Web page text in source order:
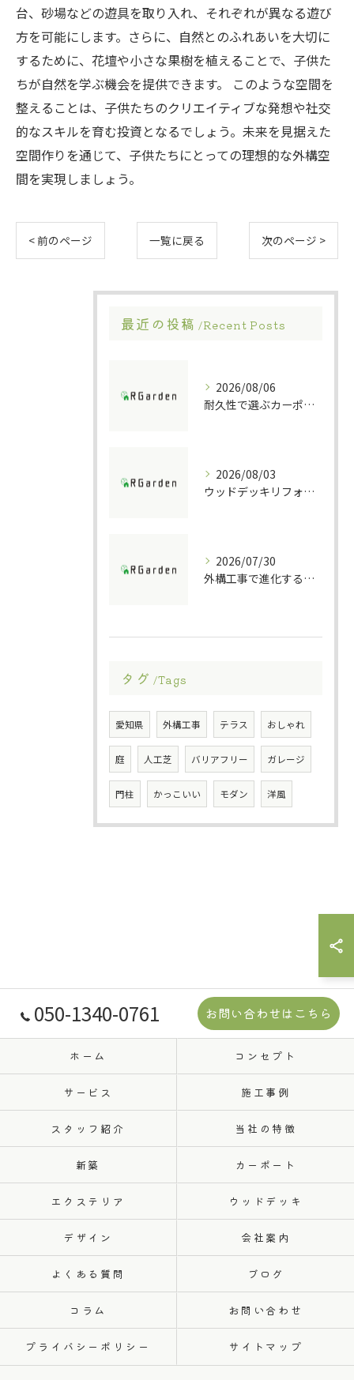
台、砂場などの遊具を取り入れ、それぞれが異なる遊び
方を可能にします。さらに、自然とのふれあいを大切に
するために、花壇や小さな果樹を植えることで、子供た
ちが自然を学ぶ機会を提供できます。 このような空間を
整えることは、子供たちのクリエイティブな発想や社交
的なスキルを育む投資となるでしょう。未来を見据えた
空間作りを通じて、子供たちにとっての理想的な外構空
間を実現しましょう。
< 前のページ 一覧に戻る 次のページ >
最近の投稿 Recent Posts
2026/08/06
耐久性で選ぶカーポート素材の特徴
2026/08/03
ウッドデッキリフォームの重要ポイント解説
2026/07/30
外構工事で進化する防犯ポストの技術
タグ Tags
愛知県 外構工事 テラス おしゃれ
庭 人工芝 バリアフリー ガレージ
門柱 かっこいい モダン 洋風
050-1340-0761 お問い合わせはこちら
ホーム コンセプト
サービス 施工事例
スタッフ紹介 当社の特徴
新築 カーポート
エクステリア ウッドデッキ
デザイン 会社案内
よくある質問 ブログ
コラム お問い合わせ
プライバシーポリシー サイトマップ